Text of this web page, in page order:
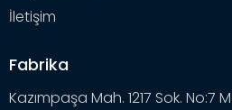
İletişim
Fabrika
Kazımpaşa Mah. 1217 Sok. No:7